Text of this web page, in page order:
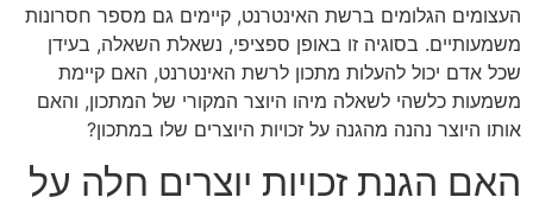
העצומים הגלומים ברשת האינטרנט, קיימים גם מספר חסרונות
משמעותיים. בסוגיה זו באופן ספציפי, נשאלת השאלה, בעידן
שכל אדם יכול להעלות מתכון לרשת האינטרנט, האם קיימת
משמעות כלשהי לשאלה מיהו היוצר המקורי של המתכון, והאם
אותו היוצר נהנה מהגנה על זכויות היוצרים שלו במתכון?
האם הגנת זכויות יוצרים חלה על